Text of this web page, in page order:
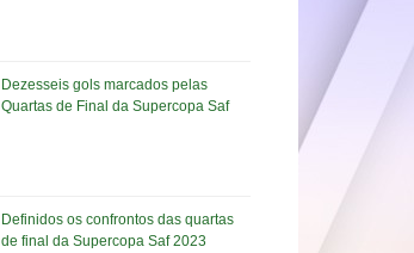
Dezesseis gols marcados pelas
Quartas de Final da Supercopa Saf
Definidos os confrontos das quartas
de final da Supercopa Saf 2023